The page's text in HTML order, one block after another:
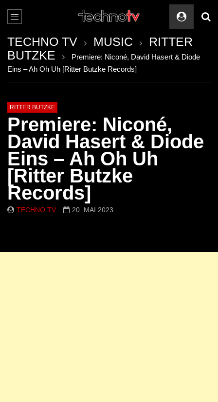
TECHNO TV MUSIC
RITTER
BUTZKE
Premiere: Niconé, David Hasert & Diode
Eins – Ah Oh Uh [Ritter Butzke Records]
RITTER BUTZKE
Premiere: Niconé,
David Hasert & Diode
Eins – Ah Oh Uh
[Ritter Butzke
Records]
TECHNO TV 20. MAI 2023